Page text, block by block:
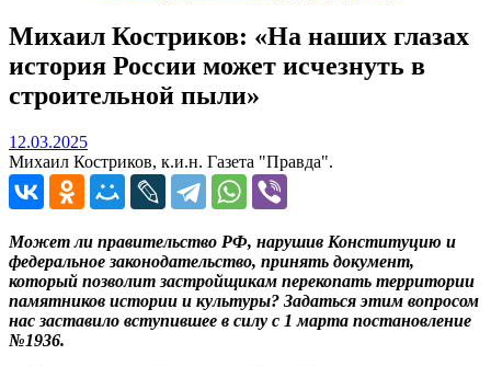
Михаил Костриков: «На наших глазах
история России может исчезнуть в
строительной пыли»
12.03.202512.03.2025
Михаил Костриков, к.и.н. Газета "Правда".
Может ли правительство РФ, нарушив Конституцию и
федеральное законодательство, принять документ,
который позволит застройщикам перекопать территории
памятников истории и культуры? Задаться этим вопросом
нас заставило вступившее в силу с 1 марта постановление
№1936.